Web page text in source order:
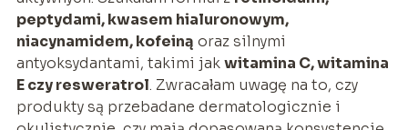
peptydami, kwasem hialuronowym,
niacynamidem, kofeiną oraz silnymi
antyoksydantami, takimi jakwitamina C, witamina
E czy resweratrol. Zwracałam uwagę na to, czy
produkty są przebadane dermatologicznie i